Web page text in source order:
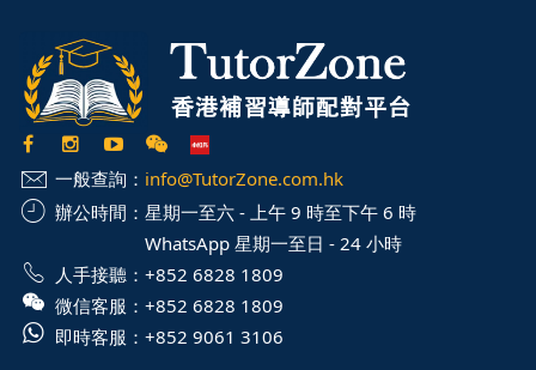
一般查詢： info@TutorZone.com.hk
辦公時間： 星期一至六 - 上午 9 時至下午 6 時
WhatsApp 星期一至日 - 24 小時
人手接聽： +852 6828 1809
微信客服： +852 6828 1809
即時客服： +852 9061 3106